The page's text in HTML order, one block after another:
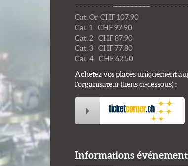
Cat. Or CHF 107.90
Cat. 1 CHF 97.90
Cat. 2 CHF 87.90
Cat. 3 CHF 77.80
Cat. 4 CHF 62.50
Achetez vos places uniquement
l’organisateur (liens ci-dessous) :
Informations événement